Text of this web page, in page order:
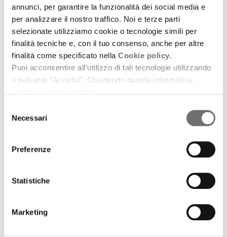
annunci, per garantire la funzionalità dei social media e
per analizzare il nostro traffico. Noi e terze parti
selezionate utilizziamo cookie o tecnologie simili per
finalità tecniche e, con il tuo consenso, anche per altre
finalità come specificato nella Cookie policy.
Puoi acconsentire all’utilizzo di tali tecnologie utilizzando
il pulsante “Accetta”. Chiudendo questa informativa,
delNecessari
Preferenze
Statistiche
Marketing
Racconti d'autore
Testo di Eraldo Baldini tratto dal volume “La
collezione di cartoline della Grande Guerra nel
Museo Francesco Baracca di Lugo” (a cura di